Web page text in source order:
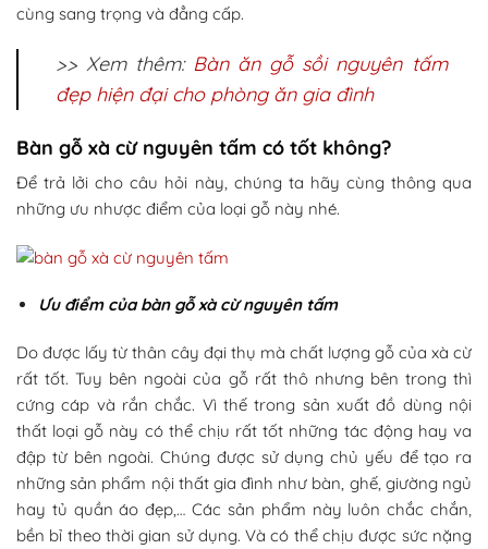
cùng sang trọng và đẳng cấp.
>> Xem thêm: Bàn ăn gỗ sồi nguyên tấm
đẹp hiện đại cho phòng ăn gia đình
Bàn gỗ xà cừ nguyên tấm có tốt không?
Để trả lởi cho câu hỏi này, chúng ta hãy cùng thông qua
những ưu nhược điểm của loại gỗ này nhé.
Ưu điểm của bàn gỗ xà cừ nguyên tấm
Do được lấy từ thân cây đại thụ mà chất lượng gỗ của xà cừ
rất tốt. Tuy bên ngoài của gỗ rất thô nhưng bên trong thì
cứng cáp và rắn chắc. Vì thế trong sản xuất đồ dùng nội
thất loại gỗ này có thể chịu rất tốt những tác động hay va
đập từ bên ngoài. Chúng được sử dụng chủ yếu để tạo ra
những sản phẩm nội thất gia đình như bàn, ghế, giường ngủ
hay tủ quần áo đẹp,… Các sản phẩm này luôn chắc chắn,
bền bỉ theo thời gian sử dụng. Và có thể chịu được sức nặng